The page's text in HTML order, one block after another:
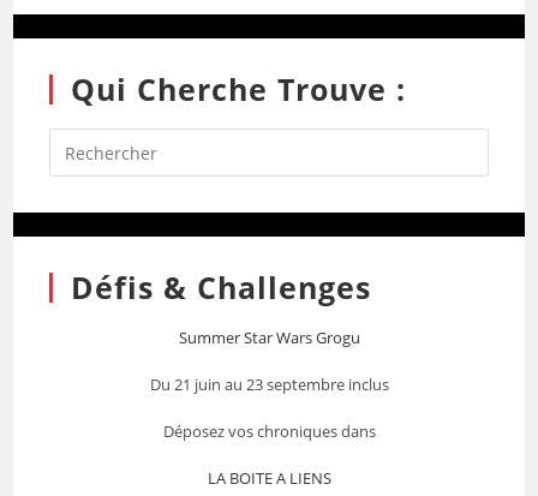
Qui Cherche Trouve :
Défis & Challenges
Summer Star Wars Grogu
Du 21 juin au 23 septembre inclus
Déposez vos chroniques dans
LA BOITE A LIENS